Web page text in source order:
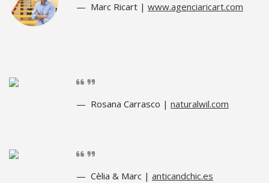
Marc Ricart | www.agenciaricart.com
Rosana Carrasco | naturalwil.com
Cèlia & Marc | anticandchic.es